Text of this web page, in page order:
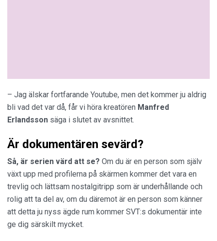
– Jag älskar fortfarande Youtube, men det kommer ju aldrig
bli vad det var då, får vi höra kreatören Manfred
Erlandsson säga i slutet av avsnittet.
Är dokumentären sevärd?
Så, är serien värd att se? Om du är en person som själv
växt upp med profilerna på skärmen kommer det vara en
trevlig och lättsam nostalgitripp som är underhållande och
rolig att ta del av, om du däremot är en person som känner
att detta ju nyss ägde rum kommer SVT:s dokumentär inte
ge dig särskilt mycket.